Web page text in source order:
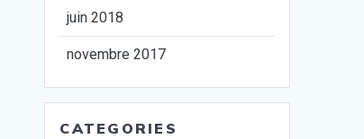
juin 2018
novembre 2017
CATEGORIES